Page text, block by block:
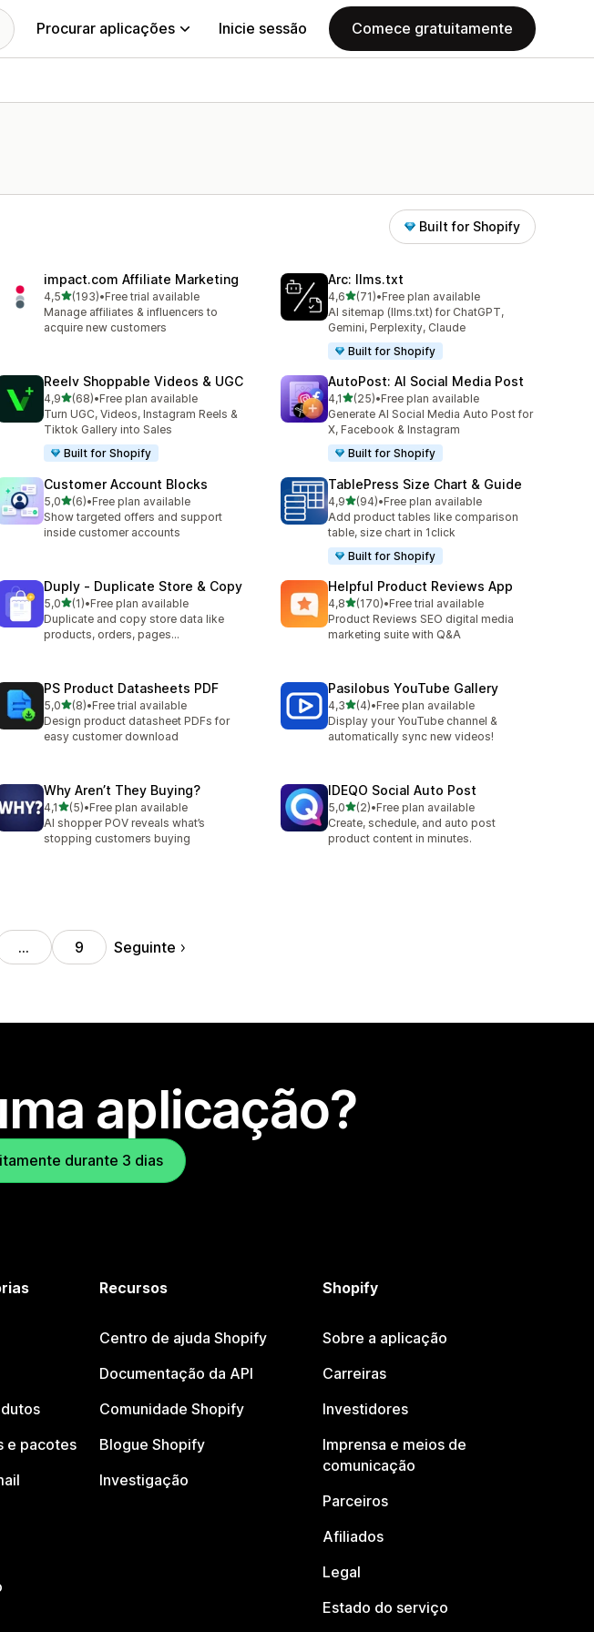
Procurar aplicações Inicie sessão Comece gratuitamente
Built for Shopify
impact.com Affiliate Marketing
4,5de 5 estrelas
(193)
193 total de avaliações
•Free trial available
Manage affiliates & influencers to
acquire new customers
Arc: llms.txt
4,6de 5 estrelas
(71)
71 total de avaliações
•Free plan available
AI sitemap (llms.txt) for ChatGPT,
Gemini, Perplexity, Claude
Built for Shopify
Reelv Shoppable Videos & UGC
4,9de 5 estrelas
(68)
68 total de avaliações
•Free plan available
Turn UGC, Videos, Instagram Reels &
Tiktok Gallery into Sales
Built for Shopify
AutoPost: AI Social Media Post
4,1de 5 estrelas
(25)
25 total de avaliações
•Free plan available
Generate AI Social Media Auto Post for
X, Facebook & Instagram
Built for Shopify
Customer Account Blocks
5,0de 5 estrelas
(6)
6 total de avaliações
•Free plan available
Show targeted offers and support
inside customer accounts
TablePress Size Chart & Guide
4,9de 5 estrelas
(94)
94 total de avaliações
•Free plan available
Add product tables like comparison
table, size chart in 1click
Built for Shopify
Duply ‑ Duplicate Store & Copy
5,0de 5 estrelas
(1)
1 total de avaliações
•Free plan available
Duplicate and copy store data like
products, orders, pages...
Helpful Product Reviews App
4,8de 5 estrelas
(170)
170 total de avaliações
•Free trial available
Product Reviews SEO digital media
marketing suite with Q&A
PS Product Datasheets PDF
5,0de 5 estrelas
(8)
8 total de avaliações
•Free trial available
Design product datasheet PDFs for
easy customer download
Pasilobus YouTube Gallery
4,3de 5 estrelas
(4)
4 total de avaliações
•Free plan available
Display your YouTube channel &
automatically sync new videos!
Why Aren’t They Buying?
4,1de 5 estrelas
(5)
5 total de avaliações
•Free plan available
AI shopper POV reveals what’s
stopping customers buying
IDEQO Social Auto Post
5,0de 5 estrelas
(2)
2 total de avaliações
•Free plan available
Create, schedule, and auto post
product content in minutes.
… 9 Seguinte
aplicação?
durante 3 dias
e pacotes
Recursos
Centro de ajuda Shopify
Documentação da API
Comunidade Shopify
Blogue Shopify
Investigação
Shopify
Sobre a aplicação
Carreiras
Investidores
Imprensa e meios de
comunicação
Parceiros
Afiliados
Legal
Estado do serviço